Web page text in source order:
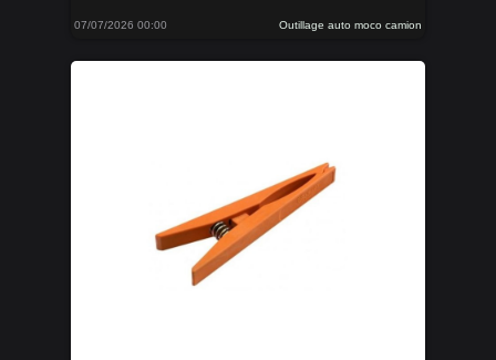
07/07/2026 00:00 Outillage auto moco camion